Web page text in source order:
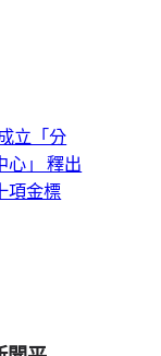
立「分
心」 釋出
項金標